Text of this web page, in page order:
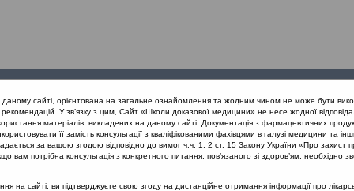
заходи
проекту
гострих тонзилітів з позицій доказової медицини (Одеса)
мигдаликів?
даному сайті, орієнтована на загальне ознайомлення та жодним чином не може бути
У зв’язку з цим, Сайт «Школи доказової медицини» не несе жодної
матеріалів, викладених на даному сайті. Документація з фармацевтичних
її замість консультації з кваліфікованими фахівцями в галузі медицини та
за вашою згодою відповідно до вимог ч.ч. 1, 2 ст. 15 Закону України «Про захист
потрібна консультація з конкретного питання, пов’язаного зі здоров’ям, необхідно
на сайті, ви підтверджуєте свою згоду на дистанційне отримання інформації про